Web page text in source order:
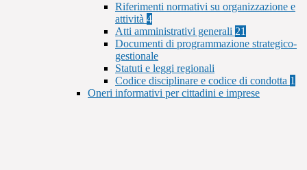
Riferimenti normativi su organizzazione e
attività 4
Atti amministrativi generali 21
Documenti di programmazione strategico-
gestionale
Statuti e leggi regionali
Codice disciplinare e codice di condotta 1
Oneri informativi per cittadini e imprese